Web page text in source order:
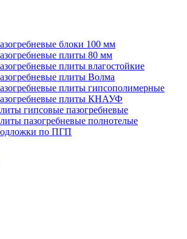
блоки 100 мм
плиты 80 мм
плиты влагостойкие
плиты Волма
плиты гипсополимерные
плиты КНАУФ
гипсовые пазогребневые
пазогребневые полнотелые
по ПГП